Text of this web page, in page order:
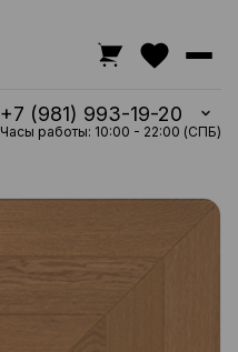
+7 (981) 993-19-20
Часы работы: 10:00 - 22:00 (СПБ)